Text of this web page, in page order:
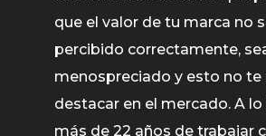
que el valor de tu marca no
percibido correctamente,
menospreciado y esto no
destacar en el mercado. A
más de 22 años de trabajar